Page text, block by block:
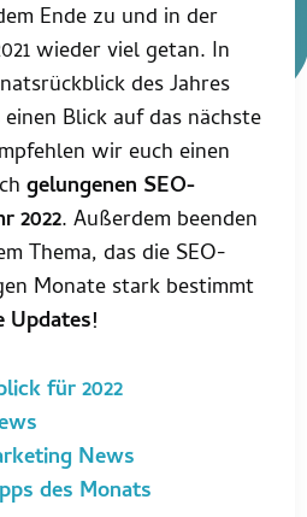
Ende zu und in der
wieder viel getan. In
des Jahres
Blick auf das nächste
wir euch einen
gelungenen SEO-
2022. Außerdem beenden
Thema, das die SEO-
Monate stark bestimmt
Updates!
für 2022
News
des Monats